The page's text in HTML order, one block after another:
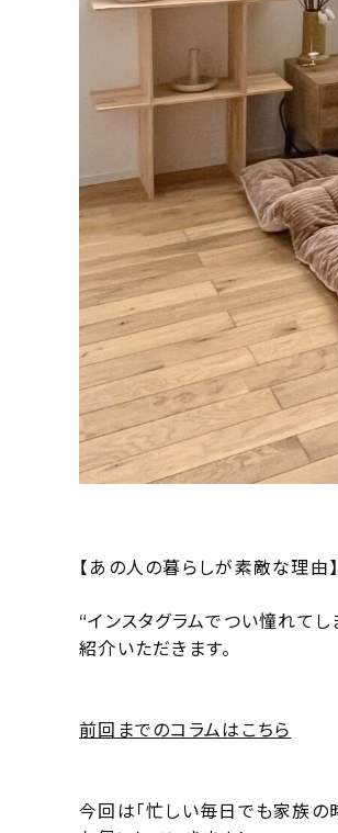
【あの人の暮らしが素敵な理由】
“インスタグラムでつい憧れて
紹介いただきます。
前回までのコラムはこちら
今回は「忙しい毎日でも家族の